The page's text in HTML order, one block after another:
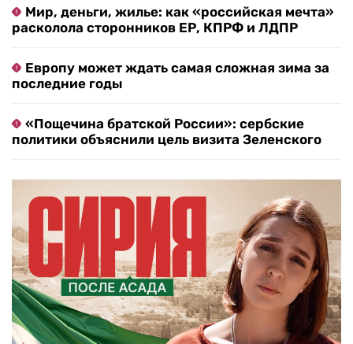
Мир, деньги, жилье: как «российская мечта»
расколола сторонников ЕР, КПРФ и ЛДПР
Европу может ждать самая сложная зима за
последние годы
«Пощечина братской России»: сербские
политики объяснили цель визита Зеленского